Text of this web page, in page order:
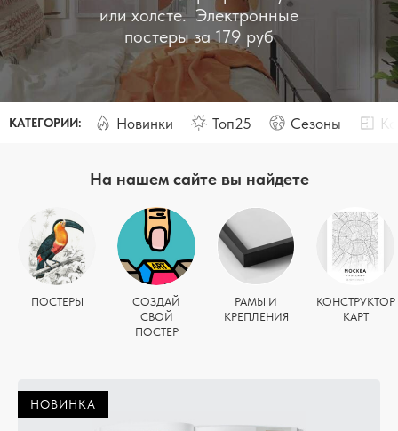
или холсте. Электронные
постеры за 179 руб
КАТЕГОРИИ: Новинки Топ25 Сезоны
На нашем сайте вы найдете
ПОСТЕРЫ
СОЗДАЙ
СВОЙ
ПОСТЕР
РАМЫ И
КРЕПЛЕНИЯ
КОНСТРУКТОР
КАРТ
НОВИНКА